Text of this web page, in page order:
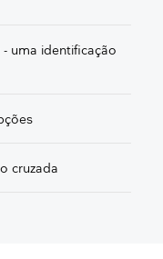
uma identificação
cruzada